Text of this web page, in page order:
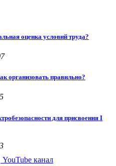
оценка условий труда?
организовать правильно?
для присвоения I
YouTube канал